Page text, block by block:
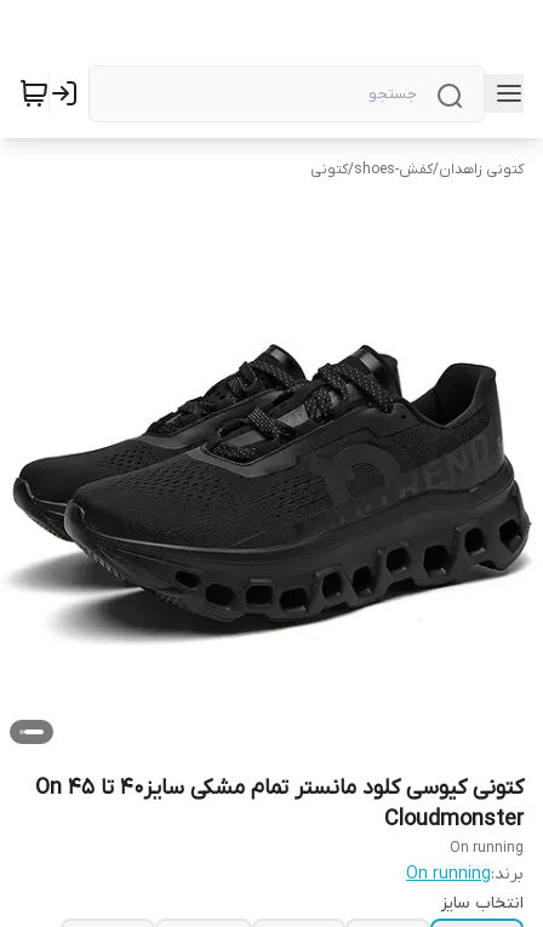
کتونی زاهدان/کفش-shoes /کتونی
کتونی کیوسی کلود مانستر تمام مشکی سایز۴۰ تا ۴۵ On
Cloudmonster
On running
برند:On running
انتخاب سایز